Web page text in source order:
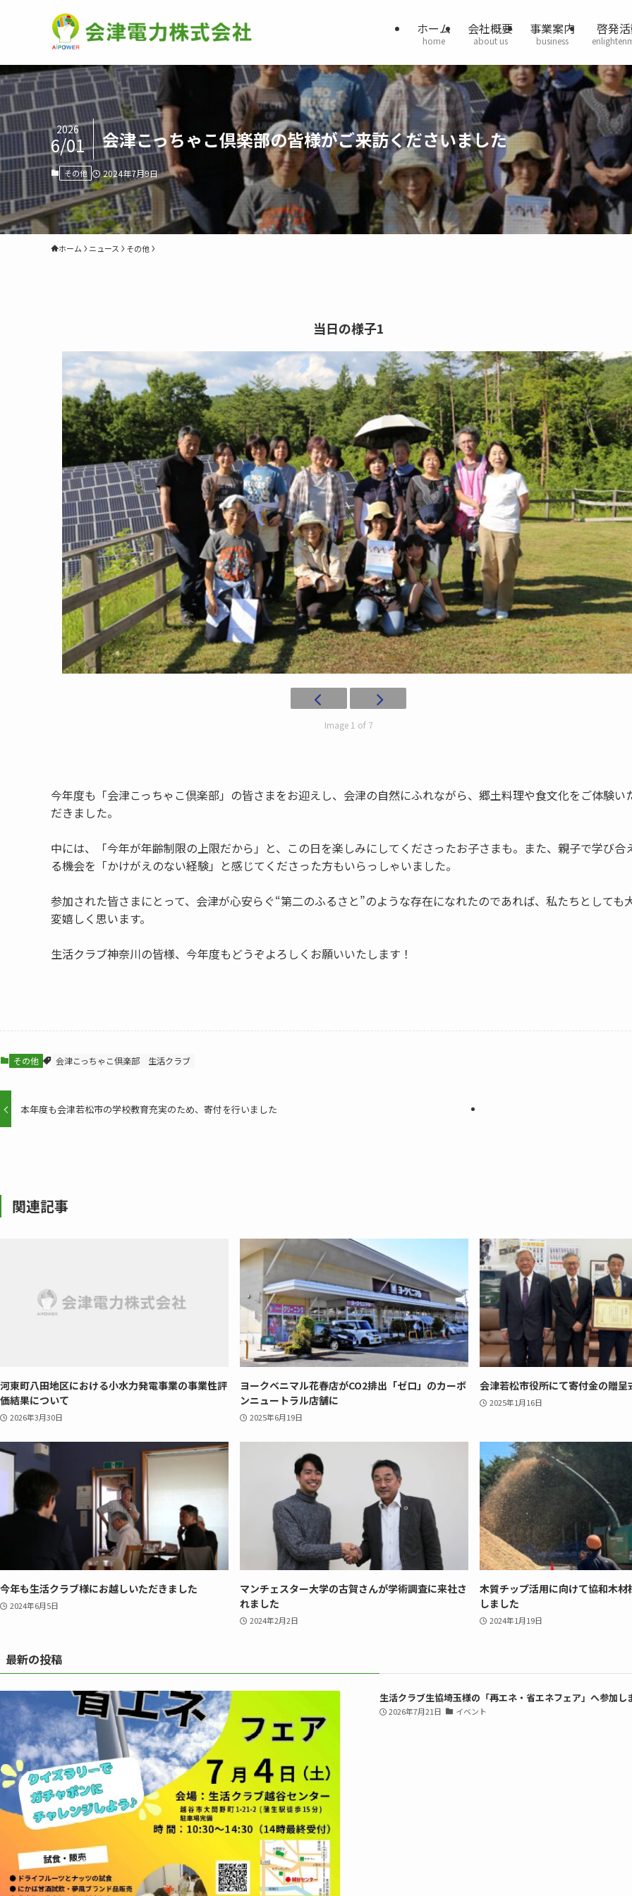
ホーム
home
会社概要
about us
事業案内
business
啓発
会津こっちゃこ倶楽部の皆様がご来訪くださいました
2026
6/01
その他 2024年7月9日
ホーム ニュース その他
当日の様子1
Image 1 of 7
今年度も「会津こっちゃこ倶楽部」の皆さまをお迎えし、会津の自然にふれながら、郷土料理や食文化をご体験い
だきました。
中には、「今年が年齢制限の上限だから」と、この日を楽しみにしてくださったお子さまも。また、親子で学び合
る機会を「かけがえのない経験」と感じてくださった方もいらっしゃいました。
参加された皆さまにとって、会津が心安らぐ“第二のふるさと”のような存在になれたのであれば、私たちとしても
変嬉しく思います。
生活クラブ神奈川の皆様、今年度もどうぞよろしくお願いいたします！
その他 会津こっちゃこ倶楽部 生活クラブ
本年度も会津若松市の学校教育充実のため、寄付を行いました
関連記事
河東町八田地区における小水力発電事業の事業性評
価結果について
2026年3月30日
ヨークベニマル花春店がCO2排出「ゼロ」のカーボ
ンニュートラル店舗に
2025年6月19日
会津若松市役所にて寄付金の贈呈
2025年1月16日
今年も生活クラブ様にお越しいただきました
2024年6月5日
マンチェスター大学の古賀さんが学術調査に来社さ
れました
2024年2月2日
木質チップ活用に向けて協和木材
しました
2024年1月19日
最新の投稿
生活クラブ生協埼玉様の「再エネ・省エネフェア」へ参加し
2026年7月21日 イベント